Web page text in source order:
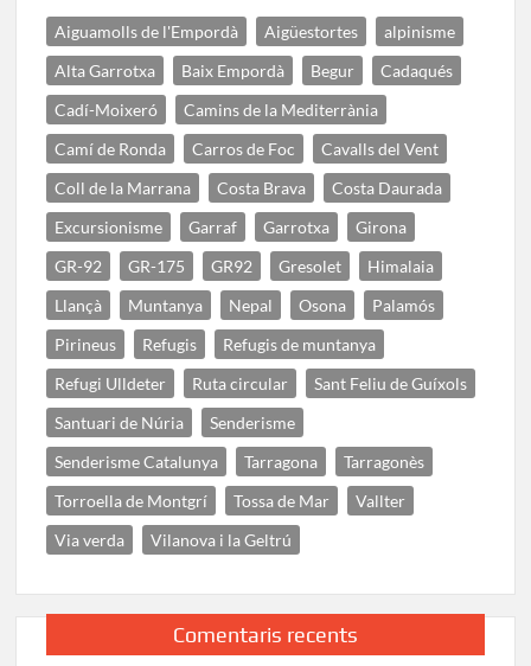
Aiguamolls de l'Empordà Aigüestortes
alpinisme
Alta Garrotxa
Baix Empordà Begur
Cadaqués
Cadí-Moixeró
Camins de la Mediterrània
Camí de Ronda
Carros de Foc
Cavalls del Vent
Coll de la Marrana
Costa Brava
Costa Daurada
Excursionisme
Garraf Garrotxa
Girona
GR-92
GR-175 GR92 Gresolet
Himalaia
Llançà
Muntanya Nepal Osona
Palamós
Pirineus
Refugis
Refugis de muntanya
Refugi Ulldeter
Ruta circular
Sant Feliu de Guíxols
Santuari de Núria
Senderisme
Senderisme Catalunya
Tarragona
Tarragonès
Torroella de Montgrí
Tossa de Mar
Vallter
Via verda
Vilanova i la Geltrú
Comentaris recents